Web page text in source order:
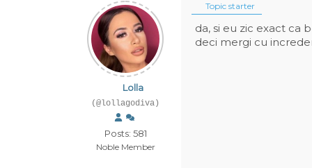
Lolla
(@lollagodiva)
Posts: 581
Noble Member
Topic starter
da, si eu zic exact ca
deci mergi cu